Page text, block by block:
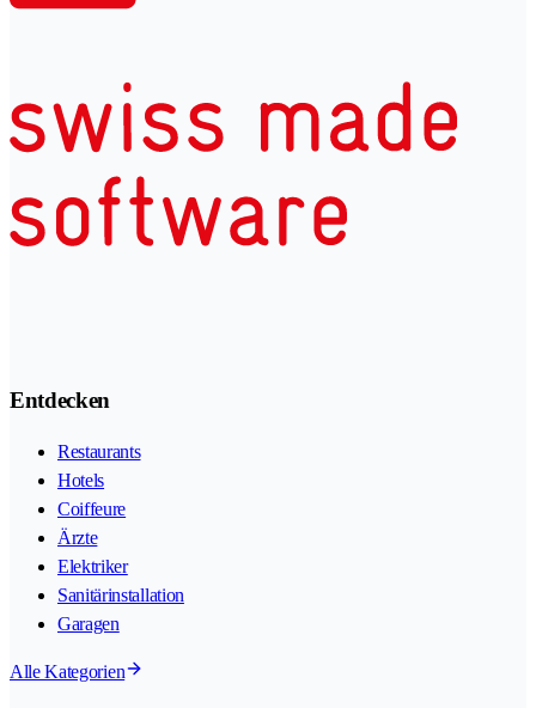
Entdecken
Restaurants
Hotels
Coiffeure
Ärzte
Elektriker
Sanitärinstallation
Garagen
Alle Kategorien